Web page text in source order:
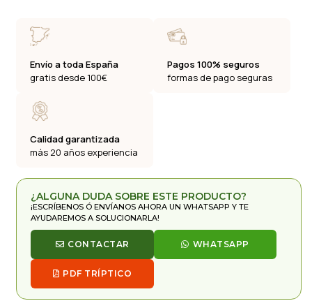
Envío a toda España
gratis desde 100€
Pagos 100% seguros
formas de pago seguras
Calidad garantizada
más 20 años experiencia
¿ALGUNA DUDA SOBRE ESTE PRODUCTO?
¡ESCRÍBENOS Ó ENVÍANOS AHORA UN WHATSAPP Y TE
AYUDAREMOS A SOLUCIONARLA!
CONTACTAR WHATSAPP
PDF TRÍPTICO